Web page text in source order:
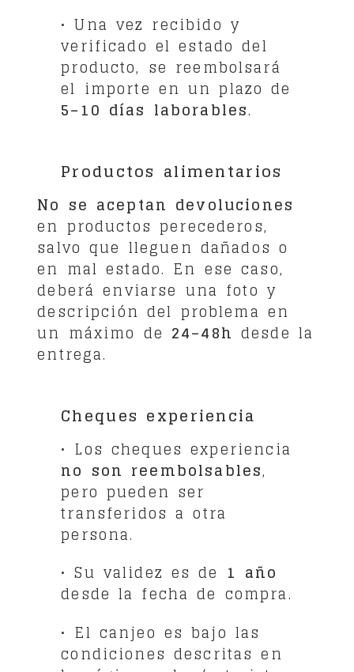
• Una vez recibido y
verificado el estado del
producto, se reembolsará
el importe en un plazo de
5–10 días laborables.
Productos alimentarios
No se aceptan devoluciones
en productos perecederos,
salvo que lleguen dañados o
en mal estado. En ese caso,
deberá enviarse una foto y
descripción del problema en
un máximo de 24–48h desde la
entrega.
Cheques experiencia
• Los cheques experiencia
no son reembolsables,
pero pueden ser
transferidos a otra
persona.
• Su validez es de 1 año
desde la fecha de compra.
• El canjeo es bajo las
condiciones descritas en